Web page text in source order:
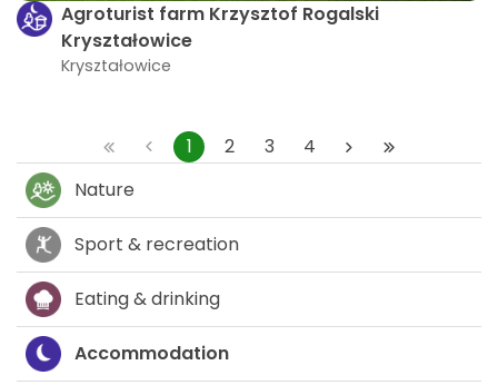
Agroturist farm Krzysztof Rogalski
Kryształowice
Kryształowice
1 2 3
4
Nature
Sport & recreation
Eating & drinking
Accommodation